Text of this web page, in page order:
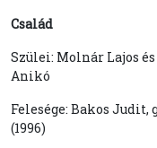
Család
Szülei: Molnár Lajos
Anikó
Felesége: Bakos
(1996)